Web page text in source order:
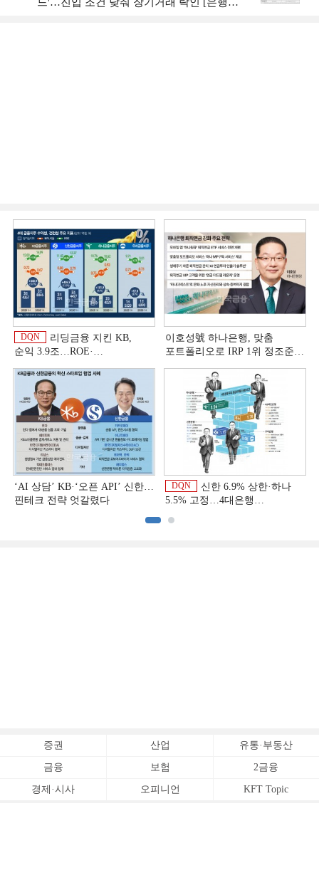
DQN
리딩금융 지킨 KB,
순익 3.9조…ROE·
상반기 금융 리그테이블]
이호성號 하나은행, 맞춤
포트폴리오로 IRP 1위 정조준
‘AI 상담’ KB·‘오픈 API’ 신한…
핀테크 전략 엇갈렸다
DQN
신한 6.9% 상한·하나
5.5% 고정…4대은행
증권 산업 유통·부동산
금융 보험 2금융
경제·시사 오피니언 KFT Topic